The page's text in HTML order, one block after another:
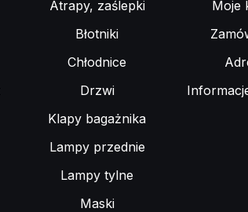
Atrapy, zaślepki
Błotniki
Chłodnice
Drzwi
Klapy bagażnika
Lampy przednie
Lampy tylne
Maski
Moje